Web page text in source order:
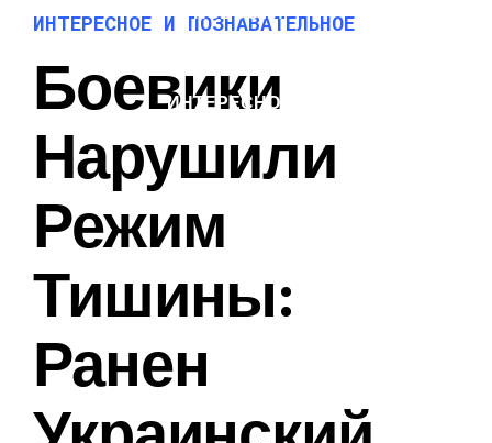
НОВОСТИ
ИНТЕРЕСНОЕ И
ИНТЕРЕСНОЕ И ПОЗНАВАТЕЛЬНОЕ
Боевики
Нарушили
Режим
Тишины:
Ранен